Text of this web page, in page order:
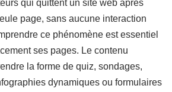
qui quittent un site web après
page, sans aucune interaction
ce phénomène est essentiel
ses pages. Le contenu
la forme de quiz, sondages,
dynamiques ou formulaires